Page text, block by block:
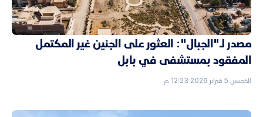
مصدر لـ"الجبال": العثور على الجنين غير المكتمل
المفقود بمستشفى في بابل
الخميس 5 فبراير 2026 12:23 م